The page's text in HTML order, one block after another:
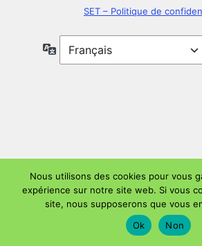
SET – Politique de
Langue
Nous utilisons des cookies pour vous
expérience sur notre site web. Si vous
site, nous supposerons que vous
Ok
Non